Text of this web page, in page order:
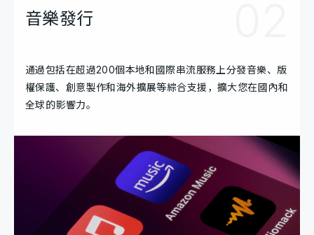
音樂發行
通過包括在超過200個本地和國際串流服務上分發音樂、版
權保護、創意製作和海外擴展等綜合支援，擴大您在國內和
全球的影響力。